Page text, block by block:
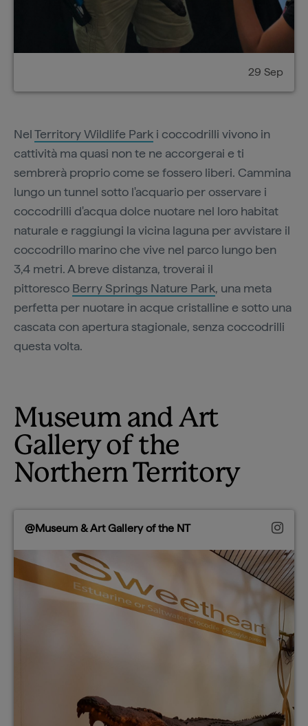
29 Sep
NelTerritory Wildlife Park i coccodrilli vivono in
cattività ma quasi non te ne accorgerai e ti
sembrerà proprio come se fossero liberi. Cammina
lungo un tunnel sotto l'acquario per osservare i
coccodrilli d'acqua dolce nuotare nel loro habitat
naturale e raggiungi la vicina laguna per avvistare il
coccodrillo marino che vive nel parco lungo ben
3,4 metri. A breve distanza, troverai il
pittoresco Berry Springs Nature Park, una meta
perfetta per nuotare in acque cristalline e sotto una
cascata con apertura stagionale, senza coccodrilli
questa volta.
Museum and Art
Gallery of the
Northern Territory
@Museum & Art Gallery of the NT